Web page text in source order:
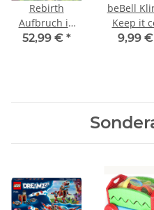
Rebirth
Aufbruch in
eine neue Zeit
52,99 € *
beBell
Keep it
9,99 €